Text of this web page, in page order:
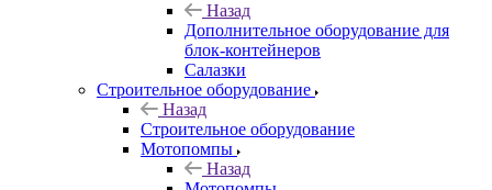
Назад
Дополнительное оборудование для
блок-контейнеров
Салазки
Строительное оборудование
Назад
Строительное оборудование
Мотопомпы
Назад